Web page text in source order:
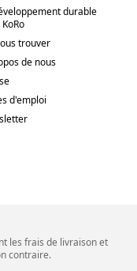
durable
trouver
de nous
d'emploi
les frais de livraison et
contraire.